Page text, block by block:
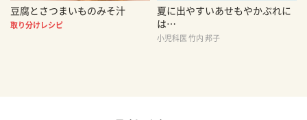
豆腐とさつまいものみそ汁
取り分けレシピ
夏に出やすいあせもやかぶれに
は…
小児科医 竹内 邦子